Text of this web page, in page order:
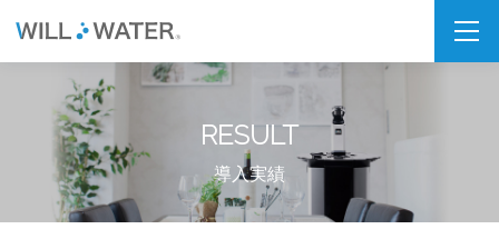
私たちの想い
SDGs
福利厚生
企業情報
RESULT
導入実績